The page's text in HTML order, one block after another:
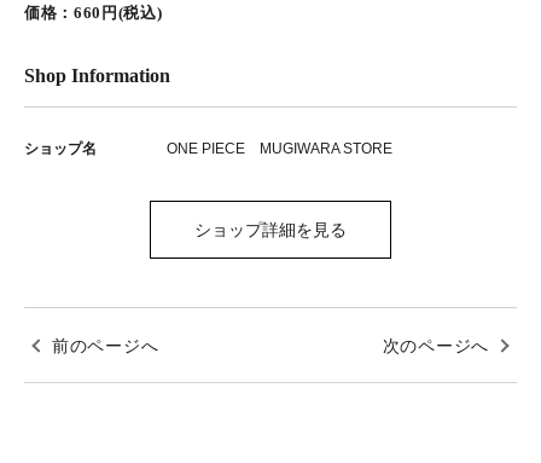
価格：660円(税込)
Shop Information
ショップ名 ONE PIECE MUGIWARA STORE
ショップ詳細を見る
前のページへ 次のページへ